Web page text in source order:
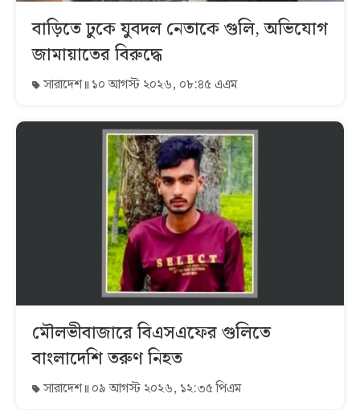
বাড়িতে ঢুকে যুবদল নেতাকে গুলি, অভিযোগ
জামায়াতের বিরুদ্ধে
সারাদেশ ১০ আগস্ট ২০২৬, ০৮:৪৫ এএম
মৌলভীবাজারে বিএসএফের গুলিতে
বাংলাদেশি তরুণ নিহত
সারাদেশ ০৯ আগস্ট ২০২৬, ১২:৩৫ পিএম